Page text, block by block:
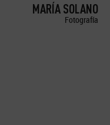
MARÍA SOLANO
Fotografía